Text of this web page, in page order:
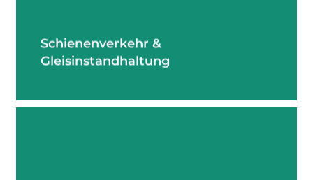
Schienenverkehr &
Gleisinstandhaltung